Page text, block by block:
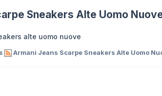
Sneakers Alte Uomo
alte uomo nuove
Armani Jeans Scarpe Sneakers Alte Uomo